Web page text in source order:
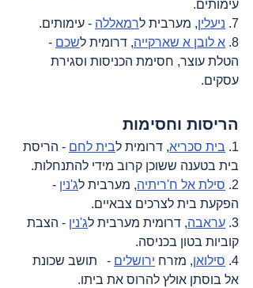
עימותים.
7. ניעלין, מערבית לרמאללה - עימותים.
8. א לובן א שארקייה, דרומית לשכם -
הטלת עוצר, חסימת הכניסות וסגירת
עסקים.
הריסות וחסימות
1. בית סכריא, דרומית לבית לחם - הריסת
בית בטענה ששוכן קרוב מידי להתנחלות.
2. סילת אל ח'ריתיה, מערבית לג'נין -
הפקעת בית לצרכים צבאיים.
3. עראבה, דרומית מערבית לג'נין - הצבת
קוביות בטון בכניסה.
4. סילואן, מזרח ירושלים -   תושב שכונת
אל בוסתן אולץ להרוס את ביתו.